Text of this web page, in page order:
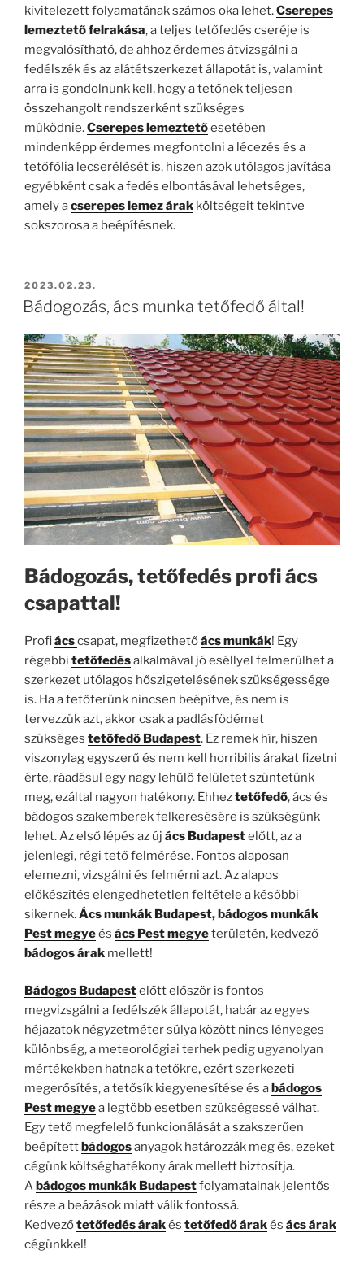
kivitelezett folyamatának számos oka lehet.Cserepes
lemeztető felrakása, a teljes tetőfedés cseréje is
megvalósítható, de ahhoz érdemes átvizsgálni a
fedélszék és az alátétszerkezet állapotát is, valamint
arra is gondolnunk kell, hogy a tetőnek teljesen
összehangolt rendszerként szükséges
működnie.Cserepes lemeztetőesetében
mindenképp érdemes megfontolni a lécezés és a
tetőfólia lecserélését is, hiszen azok utólagos javítása
egyébként csak a fedés elbontásával lehetséges,
amely acserepes lemez árak költségeit tekintve
sokszorosa a beépítésnek.
BEKÜLDVE:
2023.02.23.
Bádogozás, ács munka tetőfedő által!
Bádogozás, tetőfedés profi ács
csapattal!
Profiácscsapat, megfizethetőács munkák! Egy
régebbi tetőfedésalkalmával jó eséllyel felmerülhet a
szerkezet utólagos hőszigetelésének szükségessége
is. Ha a tetőterünk nincsen beépítve, és nem is
tervezzük azt, akkor csak a padlásfödémet
szükséges tetőfedő Budapest. Ez remek hír, hiszen
viszonylag egyszerű és nem kell horribilis árakat fizetni
érte, ráadásul egy nagy lehűlő felületet szüntetünk
meg, ezáltal nagyon hatékony. Ehheztetőfedő, ács és
bádogos szakemberek felkeresésére is szükségünk
lehet. Az első lépés az új ács Budapestelőtt, az a
jelenlegi, régi tető felmérése. Fontos alaposan
elemezni, vizsgálni és felmérni azt. Az alapos
előkészítés elengedhetetlen feltétele a későbbi
sikernek.Ács munkák Budapest,bádogos munkák
Pest megyeés ács Pest megyeterületén, kedvező
bádogos árak mellett!
Bádogos Budapestelőtt először is fontos
megvizsgálni a fedélszék állapotát, habár az egyes
héjazatok négyzetméter súlya között nincs lényeges
különbség, a meteorológiai terhek pedig ugyanolyan
mértékekben hatnak a tetőkre, ezért szerkezeti
megerősítés, a tetősík kiegyenesítése és abádogos
Pest megyea legtöbb esetben szükségessé válhat.
Egy tető megfelelő funkcionálását a szakszerűen
beépítettbádogosanyagok határozzák meg és, ezeket
cégünk költséghatékony árak mellett biztosítja.
Abádogos munkák Budapestfolyamatainak jelentős
része a beázások miatt válik fontossá.
Kedvezőtetőfedés árakés tetőfedő árakés ács árak
cégünkkel!